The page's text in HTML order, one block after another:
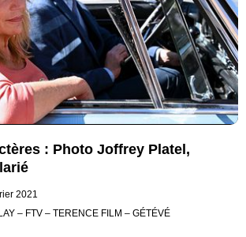
: Photo Joffrey Platel,
2021
– FTV – TERENCE FILM – GÉTÉVÉ